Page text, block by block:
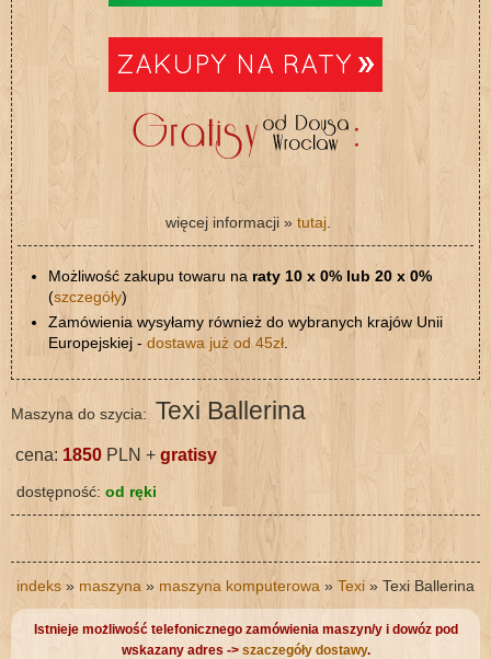
więcej informacji » tutaj.
Możliwość zakupu towaru na raty 10 x 0% lub 20 x 0%
(szczegóły)
Zamówienia wysyłamy również do wybranych krajów Unii
Europejskiej - dostawa już od 45zł.
Maszyna do szycia: Texi Ballerina
cena: 1850 PLN + gratisy
dostępność: od ręki
indeks » maszyna » maszyna komputerowa » Texi » Texi Ballerina
Istnieje możliwość telefonicznego zamówienia maszyn/y i dowóz pod
wskazany adres -> szaczegóły dostawy.